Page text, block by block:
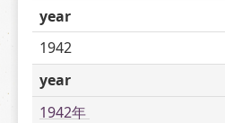
year
1942
year
1942年